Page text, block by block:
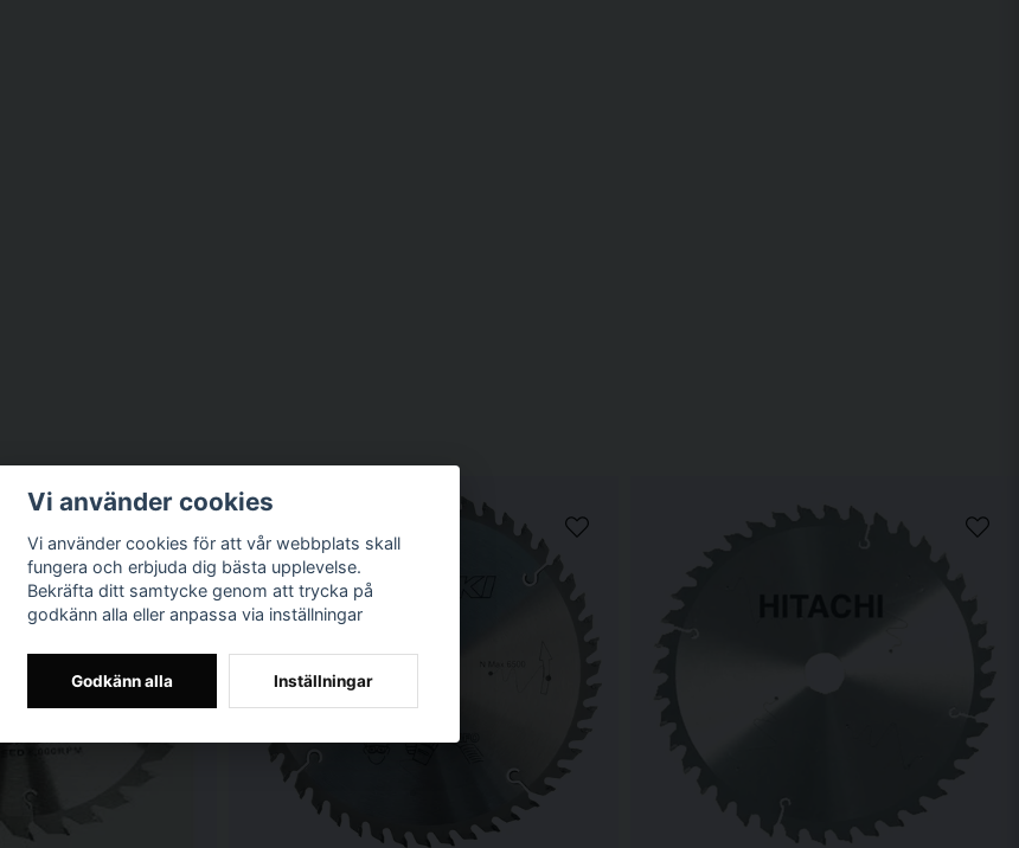
Vi använder cookies
Vi använder cookies för att vår webbplats skall
fungera och erbjuda dig bästa upplevelse.
Bekräfta ditt samtycke genom att trycka på
godkänn alla eller anpassa via inställningar
Godkänn alla Inställningar